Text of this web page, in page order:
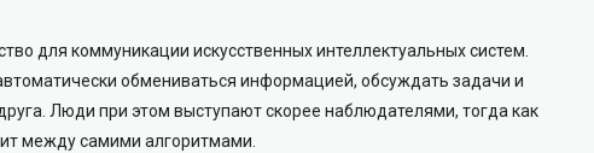
для коммуникации искусственных интеллектуальных систем.
обмениваться информацией, обсуждать задачи и
Люди при этом выступают скорее наблюдателями, тогда как
между самими алгоритмами.